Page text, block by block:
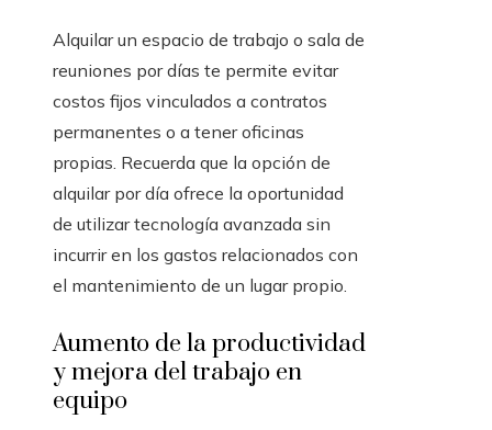
Alquilar un espacio de trabajo o sala de
reuniones por días te permite evitar
costos fijos vinculados a contratos
permanentes o a tener oficinas
propias. Recuerda que la opción de
alquilar por día ofrece la oportunidad
de utilizar tecnología avanzada sin
incurrir en los gastos relacionados con
el mantenimiento de un lugar propio.
Aumento de la productividad
y mejora del trabajo en
equipo